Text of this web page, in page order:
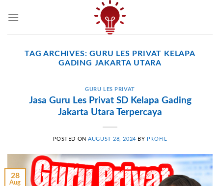
TAG ARCHIVES:GURU LES PRIVAT KELAPA
GADING JAKARTA UTARA
GURU LES PRIVAT
Jasa Guru Les Privat SD Kelapa Gading
Jakarta Utara Terpercaya
POSTED ONAUGUST 28, 2024 BY PROFIL
28
Aug